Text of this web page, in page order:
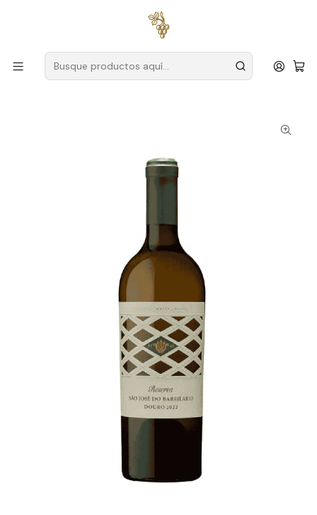
para pedidos superiores a
Productores
Duero
Hacienda São José do Barrilário
São José do Barrilário Reserva 2022 Duero Blanco 75cl